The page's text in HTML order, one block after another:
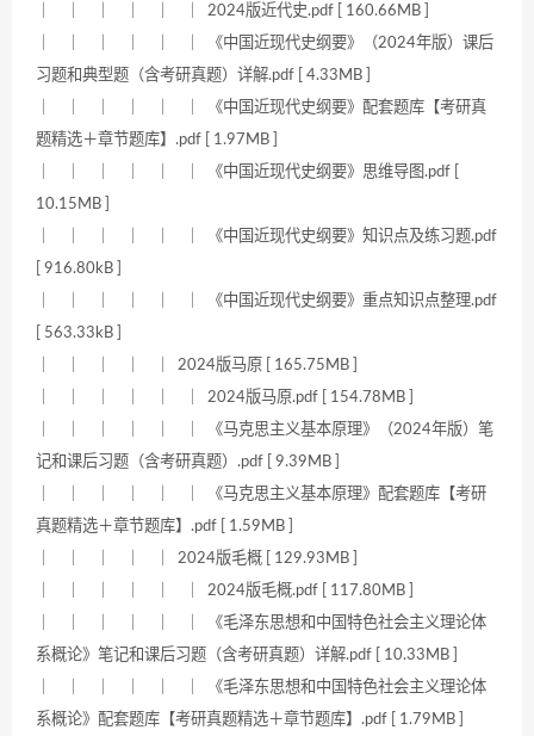
｜ ｜ ｜ ｜ ｜ ｜ 2024版近代史.pdf [ 160.66MB ]
｜ ｜ ｜ ｜ ｜ ｜ 《中国近现代史纲要》（2024年版）课后
习题和典型题（含考研真题）详解.pdf [ 4.33MB ]
｜ ｜ ｜ ｜ ｜ ｜ 《中国近现代史纲要》配套题库【考研真
题精选＋章节题库】.pdf [ 1.97MB ]
｜ ｜ ｜ ｜ ｜ ｜ 《中国近现代史纲要》思维导图.pdf [
10.15MB ]
｜ ｜ ｜ ｜ ｜ ｜ 《中国近现代史纲要》知识点及练习题.pdf
[ 916.80kB ]
｜ ｜ ｜ ｜ ｜ ｜ 《中国近现代史纲要》重点知识点整理.pdf
[ 563.33kB ]
｜ ｜ ｜ ｜ ｜ 2024版马原 [ 165.75MB ]
｜ ｜ ｜ ｜ ｜ ｜ 2024版马原.pdf [ 154.78MB ]
｜ ｜ ｜ ｜ ｜ ｜ 《马克思主义基本原理》（2024年版）笔
记和课后习题（含考研真题）.pdf [ 9.39MB ]
｜ ｜ ｜ ｜ ｜ ｜ 《马克思主义基本原理》配套题库【考研
真题精选＋章节题库】.pdf [ 1.59MB ]
｜ ｜ ｜ ｜ ｜ 2024版毛概 [ 129.93MB ]
｜ ｜ ｜ ｜ ｜ ｜ 2024版毛概.pdf [ 117.80MB ]
｜ ｜ ｜ ｜ ｜ ｜ 《毛泽东思想和中国特色社会主义理论体
系概论》笔记和课后习题（含考研真题）详解.pdf [ 10.33MB ]
｜ ｜ ｜ ｜ ｜ ｜ 《毛泽东思想和中国特色社会主义理论体
系概论》配套题库【考研真题精选＋章节题库】.pdf [ 1.79MB ]